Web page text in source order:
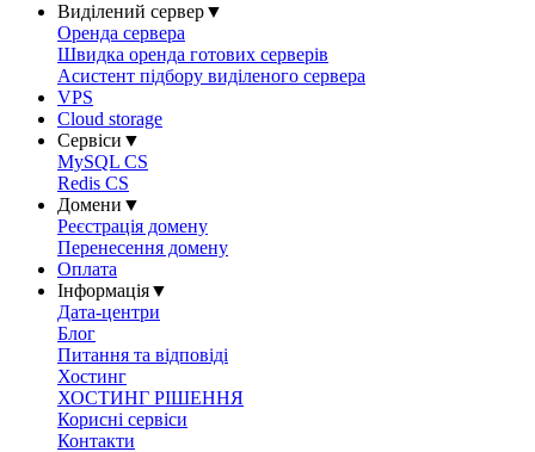
Виділений сервер▼
Оренда сервера
Швидка оренда готових серверів
Асистент підбору виділеного сервера
VPS
Cloud storage
Сервіси ▼
MySQL CS
Redis CS
Домени ▼
Реєстрація домену
Перенесення домену
Оплата
Інформація▼
Дата-центри
Блог
Питання та відповіді
Хостинг
ХОСТИНГ РІШЕННЯ
Корисні сервіси
Контакти